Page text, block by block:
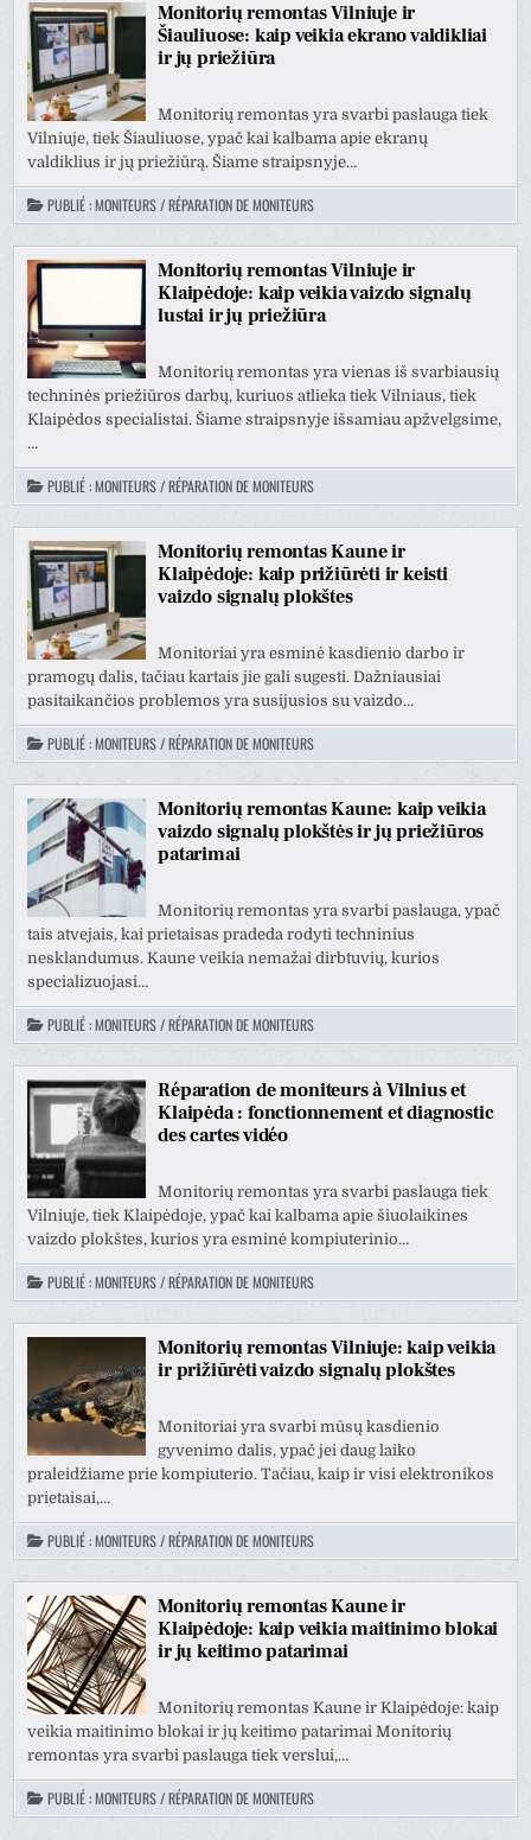
Monitorių remontas Vilniuje ir
Šiauliuose: kaip veikia ekrano valdikliai
ir jų priežiūra
Monitorių remontas yra svarbi paslauga tiek
Vilniuje, tiek Šiauliuose, ypač kai kalbama apie ekranų
valdiklius ir jų priežiūrą. Šiame straipsnyje…
PUBLIÉ :MONITEURS / RÉPARATION DE MONITEURS
Monitorių remontas Vilniuje ir
Klaipėdoje: kaip veikia vaizdo signalų
lustai ir jų priežiūra
Monitorių remontas yra vienas iš svarbiausių
techninės priežiūros darbų, kuriuos atlieka tiek Vilniaus, tiek
Klaipėdos specialistai. Šiame straipsnyje išsamiau apžvelgsime,
…
PUBLIÉ :MONITEURS / RÉPARATION DE MONITEURS
Monitorių remontas Kaune ir
Klaipėdoje: kaip prižiūrėti ir keisti
vaizdo signalų plokštes
Monitoriai yra esminė kasdienio darbo ir
pramogų dalis, tačiau kartais jie gali sugesti. Dažniausiai
pasitaikančios problemos yra susijusios su vaizdo…
PUBLIÉ :MONITEURS / RÉPARATION DE MONITEURS
Monitorių remontas Kaune: kaip veikia
vaizdo signalų plokštės ir jų priežiūros
patarimai
Monitorių remontas yra svarbi paslauga, ypač
tais atvejais, kai prietaisas pradeda rodyti techninius
nesklandumus. Kaune veikia nemažai dirbtuvių, kurios
specializuojasi…
PUBLIÉ :MONITEURS / RÉPARATION DE MONITEURS
Réparation de moniteurs à Vilnius et
Klaipėda : fonctionnement et diagnostic
des cartes vidéo
Monitorių remontas yra svarbi paslauga tiek
Vilniuje, tiek Klaipėdoje, ypač kai kalbama apie šiuolaikines
vaizdo plokštes, kurios yra esminė kompiuterinio…
PUBLIÉ :MONITEURS / RÉPARATION DE MONITEURS
Monitorių remontas Vilniuje: kaip veikia
ir prižiūrėti vaizdo signalų plokštes
Monitoriai yra svarbi mūsų kasdienio
gyvenimo dalis, ypač jei daug laiko
praleidžiame prie kompiuterio. Tačiau, kaip ir visi elektronikos
prietaisai,…
PUBLIÉ :MONITEURS / RÉPARATION DE MONITEURS
Monitorių remontas Kaune ir
Klaipėdoje: kaip veikia maitinimo blokai
ir jų keitimo patarimai
Monitorių remontas Kaune ir Klaipėdoje: kaip
veikia maitinimo blokai ir jų keitimo patarimai Monitorių
remontas yra svarbi paslauga tiek verslui,…
PUBLIÉ :MONITEURS / RÉPARATION DE MONITEURS